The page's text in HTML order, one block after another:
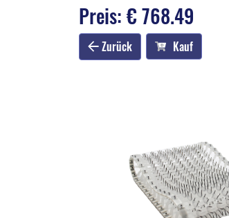
Preis: € 768.49
Zurück Kauf